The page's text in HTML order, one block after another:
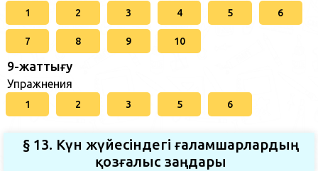
1 2 3 4 5 6
7 8 9 10
9-жаттығу
Упражнения
1 2 3 5 6
§ 13. Күн жүйесіндегі ғаламшарлардың
қозғалыс заңдары